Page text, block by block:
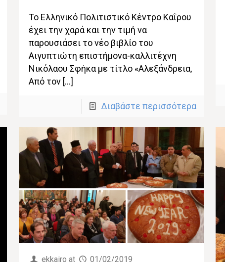
Το Ελληνικό Πολιτιστικό Κέντρο Καΐρου
έχει την χαρά και την τιμή να
παρουσιάσει το νέο βιβλίο του
Αιγυπτιώτη επιστήμονα-καλλιτέχνη
Νικόλαου Σφήκα με τίτλο «Αλεξάνδρεια,
Από τον […]
Διαβάστε περισσότερα
ekkairo at 01/02/2019